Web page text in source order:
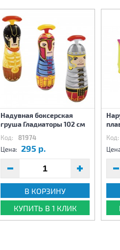
Надувная боксерская
груша Гладиаторы 102 см
Код: 81974
Цена: 295 р.
В КОРЗИНУ
КУПИТЬ В 1 КЛИК
Код: